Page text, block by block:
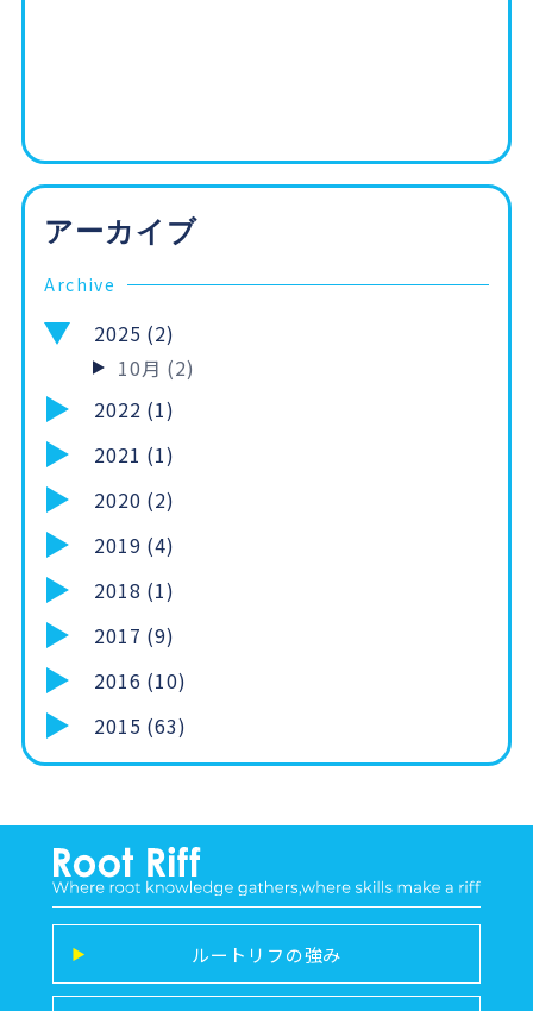
アーカイブ
Archive
2025 (2)
10月 (2)
2022 (1)
2021 (1)
2020 (2)
2019 (4)
2018 (1)
2017 (9)
2016 (10)
2015 (63)
▶ ルートリフの強み